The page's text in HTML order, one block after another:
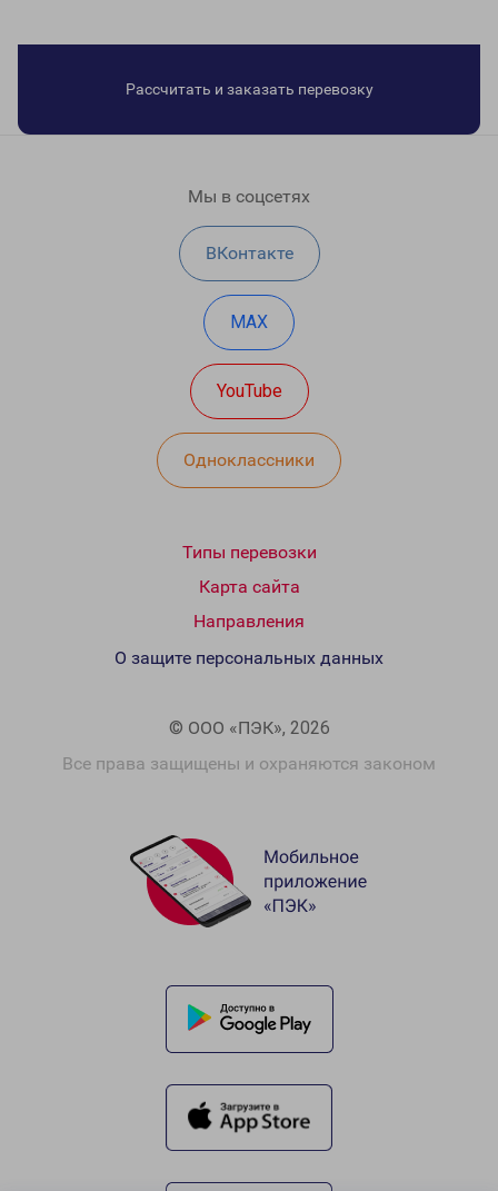
Рассчитать и заказать перевозку
Мы в соцсетях
ВКонтакте
MAX
YouTube
Одноклассники
Типы перевозки
Карта сайта
Направления
© ООО «ПЭК», 2026
Все права защищены и охраняются законом
О защите персональных данных